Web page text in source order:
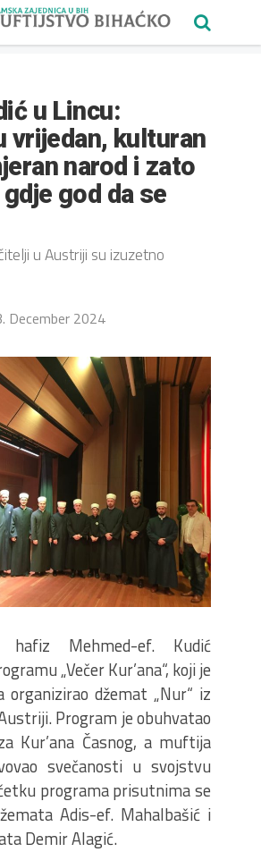
u Lincu:
vrijedan, kulturan
narod i zato
god da se
u Austriji su izuzetno
December 2024
Mehmed-ef. Kudić
„Večer Kur’ana“, koji je
organizirao džemat „Nur“ iz
Program je obuhvatao
Kur’ana Časnog, a muftija
svečanosti u svojstvu
programa prisutnima se
Adis-ef. Mahalbašić i
Demir Alagić.